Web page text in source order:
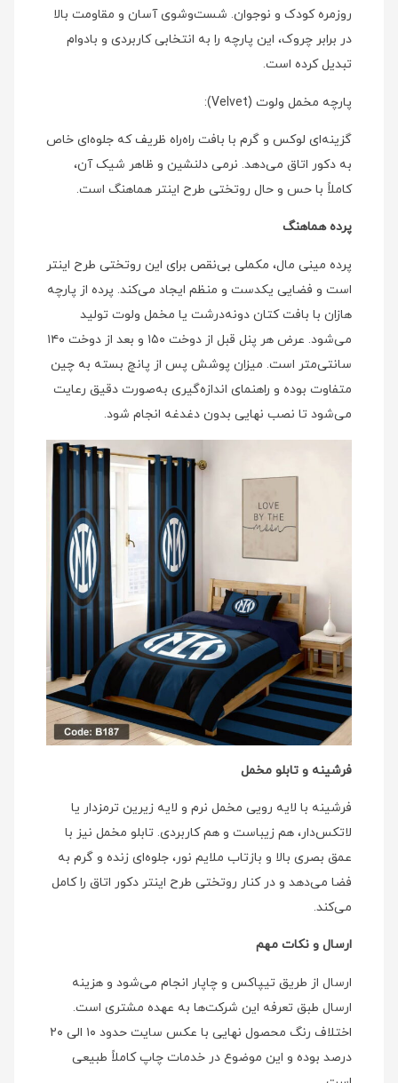
روزمره کودک و نوجوان. شست‌وشوی آسان و مقاومت بالا
در برابر چروک، این پارچه را به انتخابی کاربردی و بادوام
تبدیل کرده است.
پارچه مخمل ولوت (Velvet):
گزینه‌ای لوکس و گرم با بافت راه‌راه ظریف که جلوه‌ای خاص
به دکور اتاق می‌دهد. نرمی دلنشین و ظاهر شیک آن،
کاملاً با حس و حال روتختی طرح اینتر هماهنگ است.
پرده هماهنگ
پرده مینی مال، مکملی بی‌نقص برای این روتختی طرح اینتر
است و فضایی یکدست و منظم ایجاد می‌کند. پرده از پارچه
هازان با بافت کتان دونه‌درشت یا مخمل ولوت تولید
می‌شود. عرض هر پنل قبل از دوخت ۱۵۰ و بعد از دوخت ۱۴۰
سانتی‌متر است. میزان پوشش پس از پانچ بسته به چین
متفاوت بوده و راهنمای اندازه‌گیری به‌صورت دقیق رعایت
می‌شود تا نصب نهایی بدون دغدغه انجام شود.
فرشینه و تابلو مخمل
فرشینه با لایه رویی مخمل نرم و لایه زیرین ترمزدار یا
لاتکس‌دار، هم زیباست و هم کاربردی. تابلو مخمل نیز با
عمق بصری بالا و بازتاب ملایم نور، جلوه‌ای زنده و گرم به
فضا می‌دهد و در کنار روتختی طرح اینتر دکور اتاق را کامل
می‌کند.
ارسال و نکات مهم
ارسال از طریق تیپاکس و چاپار انجام می‌شود و هزینه
ارسال طبق تعرفه این شرکت‌ها به عهده مشتری است.
اختلاف رنگ محصول نهایی با عکس سایت حدود ۱۰ الی ۲۰
درصد بوده و این موضوع در خدمات چاپ کاملاً طبیعی